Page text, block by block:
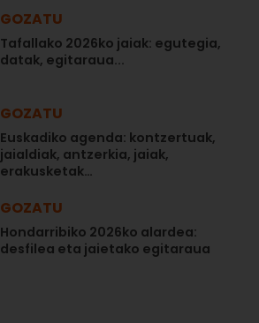
GOZATU
Tafallako 2026ko jaiak: egutegia,
datak, egitaraua...
GOZATU
Euskadiko agenda: kontzertuak,
jaialdiak, antzerkia, jaiak,
erakusketak…
GOZATU
Hondarribiko 2026ko alardea:
desfilea eta jaietako egitaraua